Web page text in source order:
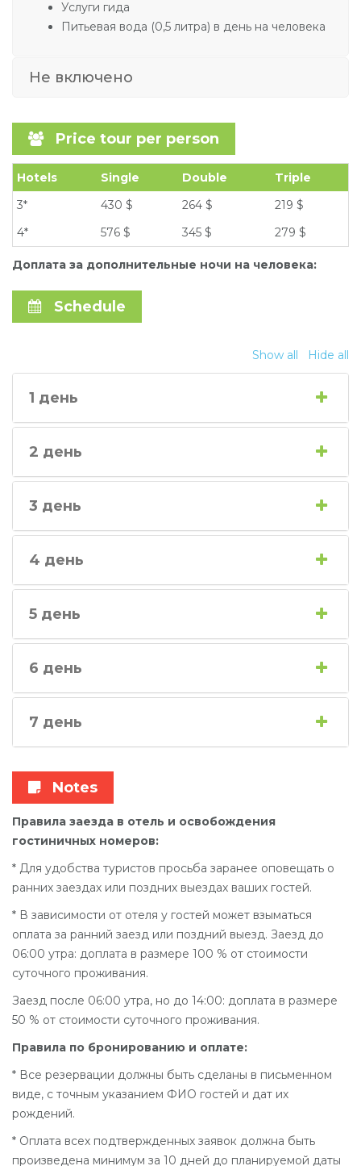
Услуги гида
Питьевая вода (0,5 литра) в день на человека
Не включено
Price tour per person
Hotels Single Double
Triple
3*
430 $ 264 $
219 $
4*
576 $ 345 $ 279 $
Доплата за дополнительные ночи на человека:
Schedule
Show all Hide all
1 день
2 день
3 день
4 день
5 день
6 день
7 день
Notes
Правила заезда в отель и освобождения
гостиничных номеров:
* Для удобства туристов просьба заранее оповещать о
ранних заездах или поздних выездах ваших гостей.
* В зависимости от отеля у гостей может взыматься
оплата за ранний заезд или поздний выезд. Заезд до
06:00 утра: доплата в размере 100 % от стоимости
суточного проживания.
Заезд после 06:00 утра, но до 14:00: доплата в размере
50 % от стоимости суточного проживания.
Правила по бронированию и оплате:
* Все резервации должны быть сделаны в письменном
виде, с точным указанием ФИО гостей и дат их
рождений.
* Оплата всех подтвержденных заявок должна быть
произведена минимум за 10 дней до планируемой даты